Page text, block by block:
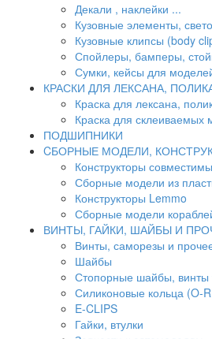
Декали , наклейки ...
Кузовные элементы,
Кузовные клипсы (body
Спойлеры, бамперы,
Сумки, кейсы для
КРАСКИ ДЛЯ ЛЕКСАНА,
Краска для лексана,
Краска для склеиваемых
ПОДШИПНИКИ
CБОРНЫЕ МОДЕЛИ,
Конструкторы
Сборные модели из
Конструкторы Lemmo
Сборные модели
ВИНТЫ, ГАЙКИ, ШАЙБЫ И
Винты, саморезы и
Шайбы
Стопорные шайбы, винты
Силиконовые кольца (O-
E-CLIPS
Гайки, втулки